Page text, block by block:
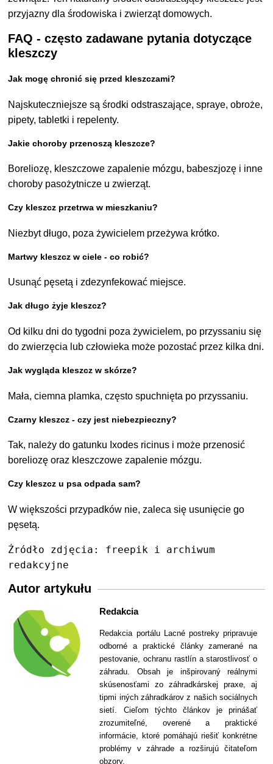
przyjazny dla środowiska i zwierząt domowych.
FAQ - często zadawane pytania dotyczące
kleszczy
Jak mogę chronić się przed kleszczami?
Najskuteczniejsze są środki odstraszające, spraye, obroże,
pipety, tabletki i repelenty.
Jakie choroby przenoszą kleszcze?
Boreliozę, kleszczowe zapalenie mózgu, babeszjozę i inne
choroby pasożytnicze u zwierząt.
Czy kleszcz przetrwa w mieszkaniu?
Niezbyt długo, poza żywicielem przeżywa krótko.
Martwy kleszcz w ciele - co robić?
Usunąć pęsetą i zdezynfekować miejsce.
Jak długo żyje kleszcz?
Od kilku dni do tygodni poza żywicielem, po przyssaniu się
do zwierzęcia lub człowieka może pozostać przez kilka dni.
Jak wygląda kleszcz w skórze?
Mała, ciemna plamka, często spuchnięta po przyssaniu.
Czarny kleszcz - czy jest niebezpieczny?
Tak, należy do gatunku Ixodes ricinus i może przenosić
boreliozę oraz kleszczowe zapalenie mózgu.
Czy kleszcz u psa odpada sam?
W większości przypadków nie, zaleca się usunięcie go
pęsetą.
Źródło zdjęcia: freepik i archiwum
redakcyjne
Autor artykułu
Redakcia
Redakcia portálu Lacné postreky pripravuje
odborné a praktické články zamerané na
pestovanie, ochranu rastlín a starostlivosť o
záhradu. Obsah je inšpirovaný reálnymi
skúsenosťami zo záhradkárskej praxe, aj
tipmi iných záhradkárov z našich sociálnych
sietí. Cieľom týchto článkov je prinášať
zrozumiteľné, overené a praktické
informácie, ktoré pomáhajú riešiť konkrétne
problémy v záhrade a rozširujú čitateľom
obzory.